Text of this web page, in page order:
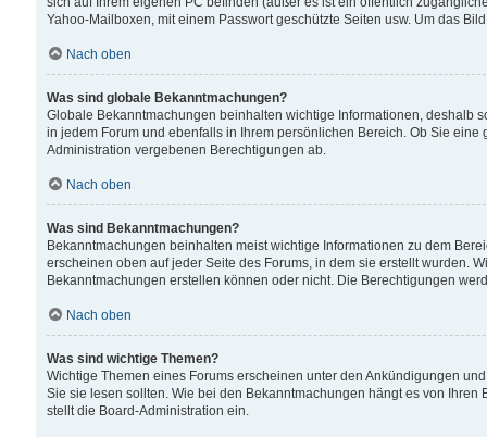
Yahoo-Mailboxen, mit einem Passwort geschützte Seiten usw. Um das
Nach oben
Was sind globale Bekanntmachungen?
Globale Bekanntmachungen beinhalten wichtige Informationen, deshalb
in jedem Forum und ebenfalls in Ihrem persönlichen Bereich. Ob Sie
Administration vergebenen Berechtigungen ab.
Nach oben
Was sind Bekanntmachungen?
Bekanntmachungen beinhalten meist wichtige Informationen zu dem
erscheinen oben auf jeder Seite des Forums, in dem sie erstellt wurden.
Bekanntmachungen erstellen können oder nicht. Die Berechtigungen
Nach oben
Was sind wichtige Themen?
Wichtige Themen eines Forums erscheinen unter den Ankündigungen
Sie sie lesen sollten. Wie bei den Bekanntmachungen hängt es von
stellt die Board-Administration ein.